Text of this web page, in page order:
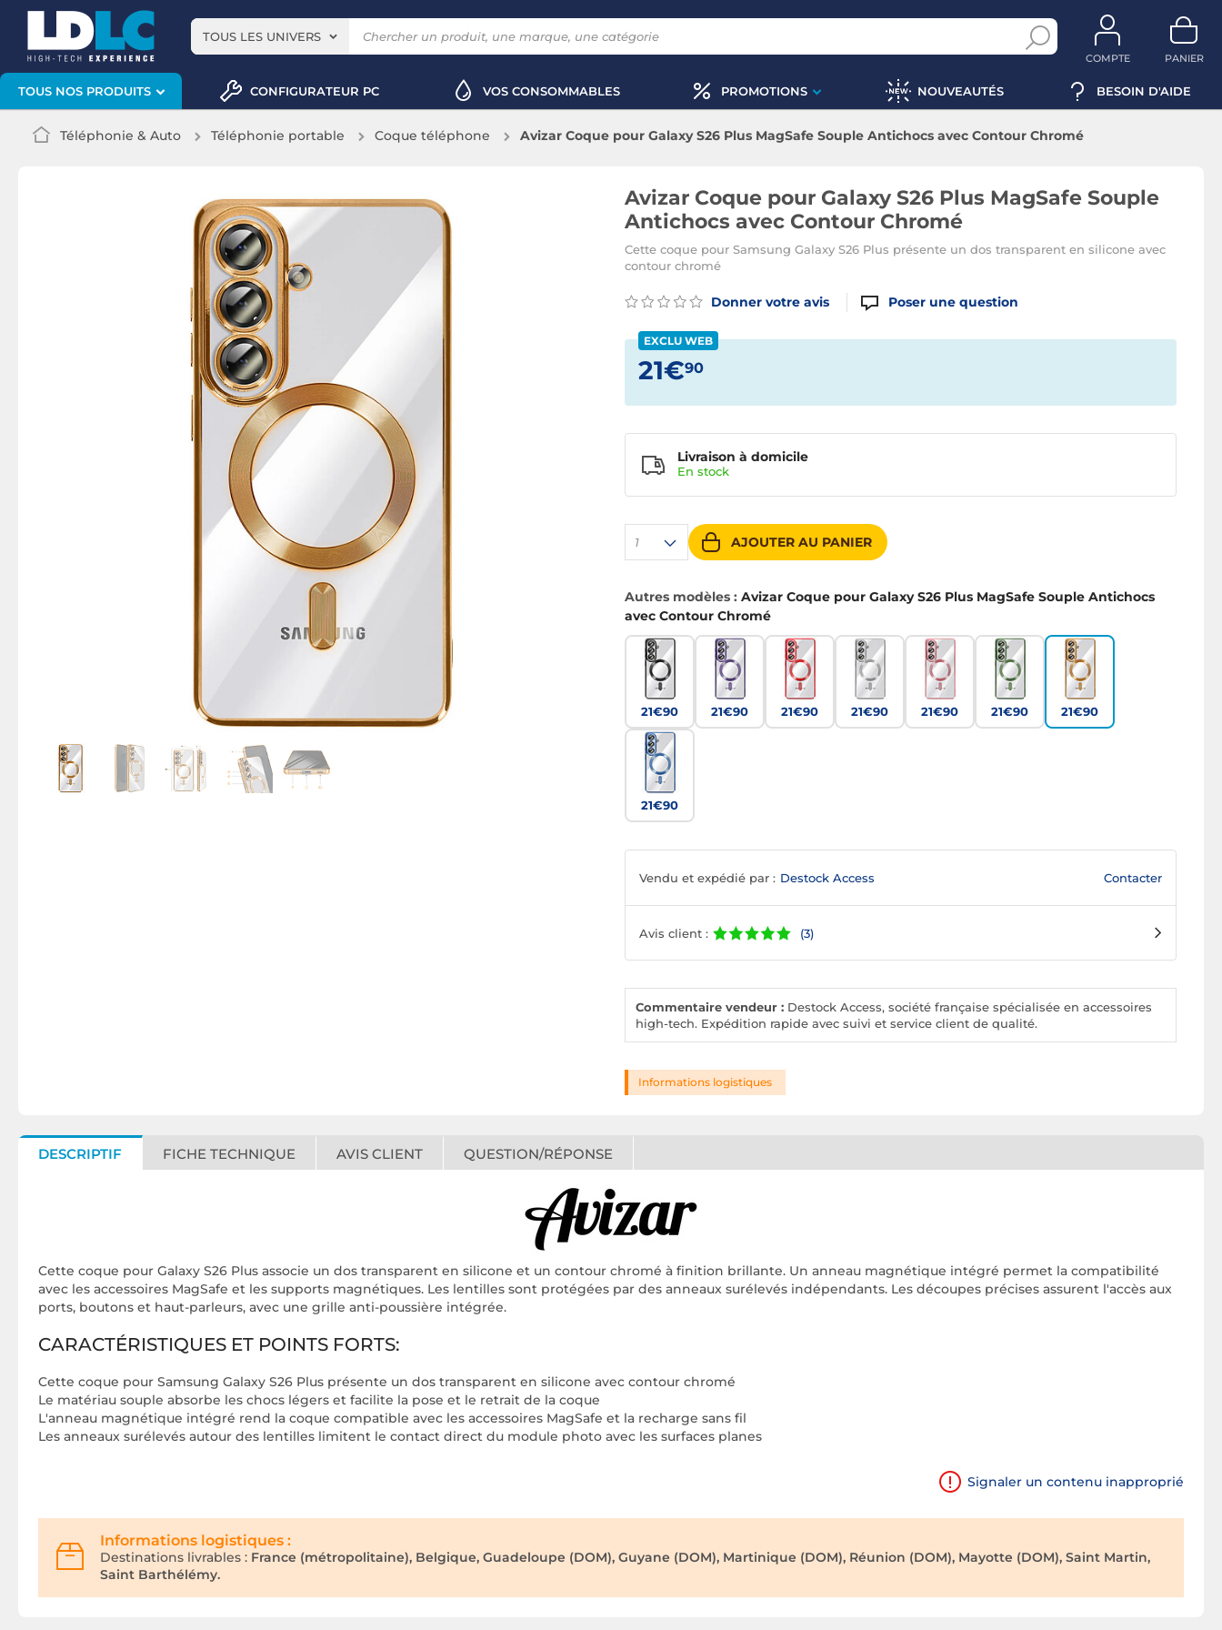
TOUS LES UNIVERS
COMPTE PANIER
TOUS NOS PRODUITS CONFIGURATEUR PC VOS CONSOMMABLES PROMOTIONS NOUVEAUTÉS BESOIN D'AIDE
Téléphonie & Auto Téléphonie portable Coque téléphone Avizar Coque pour Galaxy S26 Plus MagSafe Souple Antichocs avec Contour Chromé
Avizar Coque pour Galaxy S26 Plus MagSafe Souple
Antichocs avec Contour Chromé
Cette coque pour Samsung Galaxy S26 Plus présente un dos transparent en silicone avec
contour chromé
Donner votre avis Poser une question
EXCLU WEB
21€90
1 AJOUTER AU PANIER
Livraison à domicile
En stock
Autres modèles : Avizar Coque pour Galaxy S26 Plus MagSafe Souple Antichocs
avec Contour Chromé
21€90 21€90 21€90 21€90 21€90 21€90 21€90
21€90
Vendu et expédié par : Destock Access Contacter
Avis client : (3)
Commentaire vendeur : Destock Access, société française spécialisée en accessoires
high-tech. Expédition rapide avec suivi et service client de qualité.
Informations logistiques
DESCRIPTIF FICHE TECHNIQUE AVIS CLIENT QUESTION/RÉPONSE
Cette coque pour Galaxy S26 Plus associe un dos transparent en silicone et un contour chromé à finition brillante. Un anneau magnétique intégré permet la compatibilité
avec les accessoires MagSafe et les supports magnétiques. Les lentilles sont protégées par des anneaux surélevés indépendants. Les découpes précises assurent l'accès aux
ports, boutons et haut-parleurs, avec une grille anti-poussière intégrée.
CARACTÉRISTIQUES ET POINTS FORTS:
Cette coque pour Samsung Galaxy S26 Plus présente un dos transparent en silicone avec contour chromé
Le matériau souple absorbe les chocs légers et facilite la pose et le retrait de la coque
L'anneau magnétique intégré rend la coque compatible avec les accessoires MagSafe et la recharge sans fil
Les anneaux surélevés autour des lentilles limitent le contact direct du module photo avec les surfaces planes
Signaler un contenu inapproprié
Informations logistiques :
Destinations livrables : France (métropolitaine), Belgique, Guadeloupe (DOM), Guyane (DOM), Martinique (DOM), Réunion (DOM), Mayotte (DOM), Saint Martin,
Saint Barthélémy.